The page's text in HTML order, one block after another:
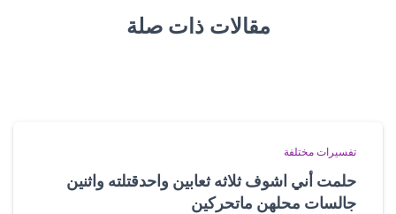
مقالات ذات صلة
تفسيرات مختلفة
حلمت أني اشوف ثلاثه ثعابين واحدقتلته واثنين
جالسات محلهن ماتحركين